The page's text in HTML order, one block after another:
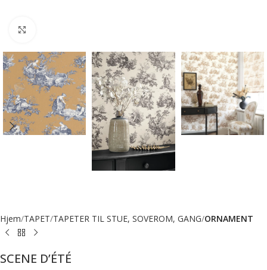
Hjem TAPET TAPETER TIL STUE, SOVEROM, GANG ORNAMENT
SCENE D’ÉTÉ